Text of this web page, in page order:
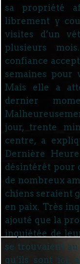
sa propriété
librement y
visites d’un
plusieurs
confiance
semaines pour
Mais elle a
dernier
jour, trente
centre, a
Dernière
désintérêt pour
de nombreux
chiens seraient
en paix. Très
ajouté que la
inquiétée de
se trouvaient
qu’ils sont ici,